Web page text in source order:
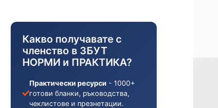
Какво получавате с
членство в ЗБУТ
НОРМИ и ПРАКТИКА?
Практически ресурси - 1000+
готови бланки, ръководства,
чеклистове и презнетации.